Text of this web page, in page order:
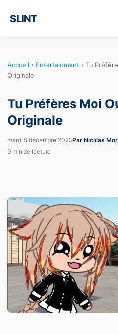
SLINT
Accueil › Entertainment › Tu
Originale
Tu Préfères Moi
Originale
mardi 5 décembre 2023Par Nicolas
9 min de lecture